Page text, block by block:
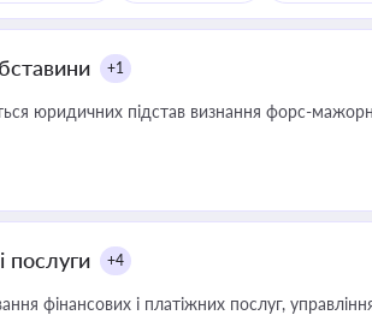
+1
юридичних підстав визнання форс-
послуги +4
і платіжних послуг, управління коштами, приймання платежів та дотримання